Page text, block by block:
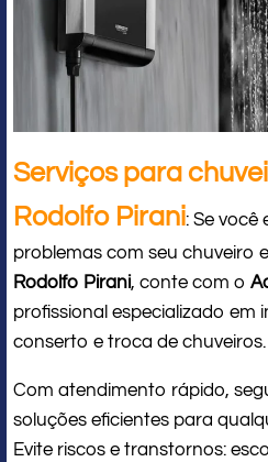
Serviços para
Rodolfo Pirani: Se você
problemas com seu chuveiro
Rodolfo Pirani, conte com o
profissional especializado em
conserto e troca de chuveiros.
Com atendimento rápido,
soluções eficientes para
Evite riscos e transtornos: